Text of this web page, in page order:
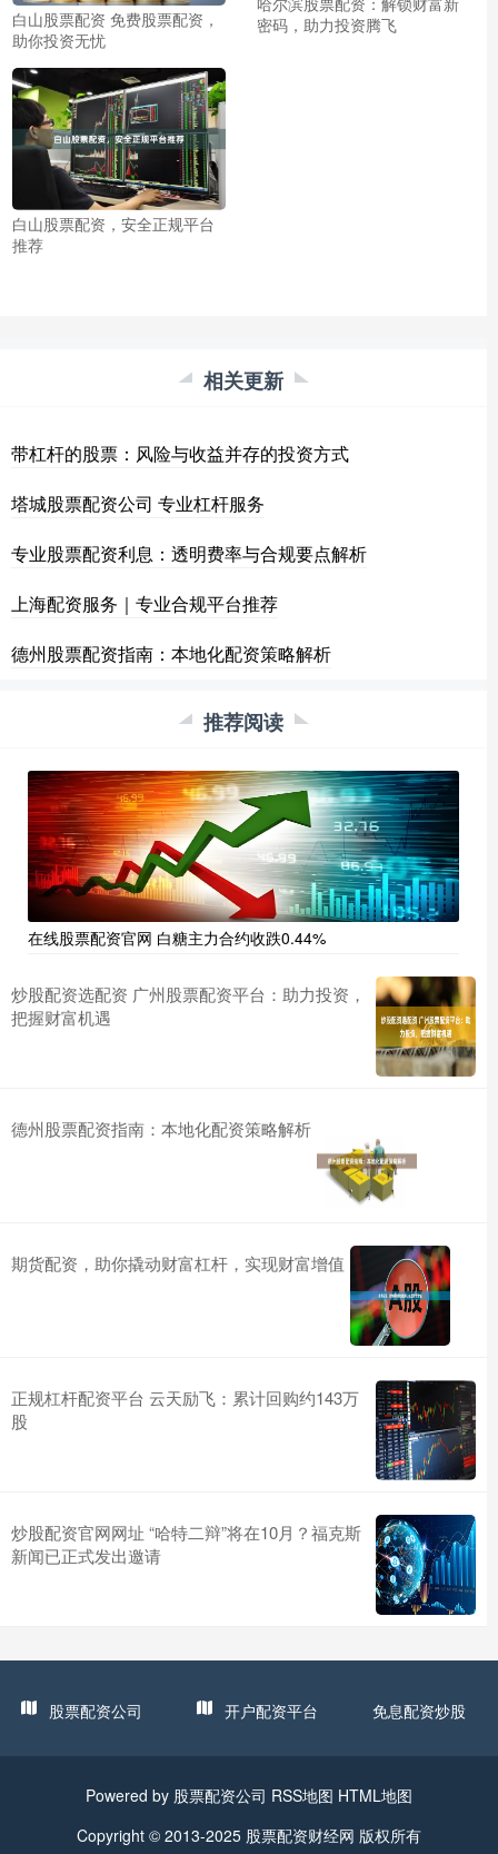
白山股票配资 免费股票配资，
助你投资无忧
密码，助力投资腾飞
白山股票配资，安全正规平台
推荐
相关更新
带杠杆的股票：风险与收益并存的投资方式
塔城股票配资公司 专业杠杆服务
专业股票配资利息：透明费率与合规要点解析
上海配资服务｜专业合规平台推荐
德州股票配资指南：本地化配资策略解析
推荐阅读
在线股票配资官网 白糖主力合约收跌0.44%
炒股配资选配资 广州股票配资平台：助力投资，
把握财富机遇
德州股票配资指南：本地化配资策略解析
期货配资，助你撬动财富杠杆，实现财富增值
正规杠杆配资平台 云天励飞：累计回购约143万
股
炒股配资官网网址 “哈特二辩”将在10月？福克斯
新闻已正式发出邀请
股票配资公司 开户配资平台 免息配资炒股
Powered by 股票配资公司 RSS地图 HTML地图
Copyright © 2013-2025 股票配资财经网 版权所有